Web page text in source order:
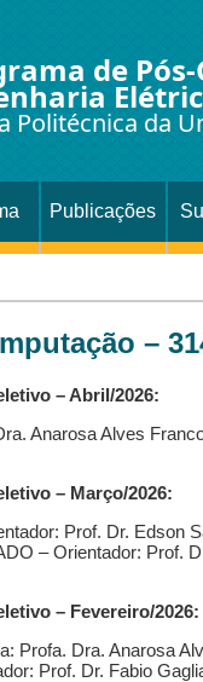
de
Politécnica da
Publicações
–
– Abril/2026:
Anarosa Alves
– Março/2026:
Prof. Dr. Edson
– Orientador: Prof.
– Fevereiro/2026:
Profa. Dra. Anarosa
Prof. Dr. Fabio